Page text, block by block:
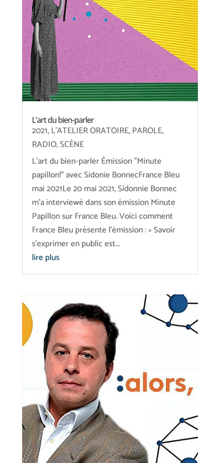
L’art du bien-parler
2021,L'ATELIER ORATOIRE,PAROLE,
RADIO,SCÈNE
L'art du bien-parler Émission "Minute
papillon!" avec Sidonie BonnecFrance Bleu
mai 2021Le 20 mai 2021, Sidonnie Bonnec
m’a interviewé dans son émission Minute
Papillon sur France Bleu. Voici comment
France Bleu présente l'émission : « Savoir
s'exprimer en public est...
lire plus